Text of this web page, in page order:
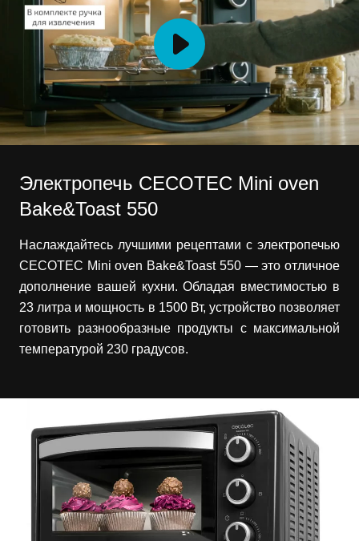
Электропечь CECOTEC Mini oven
Bake&Toast 550
Наслаждайтесь лучшими рецептами с электропечью
CECOTEC Mini oven Bake&Toast 550 — это отличное
дополнение вашей кухни. Обладая вместимостью в
23 литра и мощность в 1500 Вт, устройство позволяет
готовить разнообразные продукты с максимальной
температурой 230 градусов.